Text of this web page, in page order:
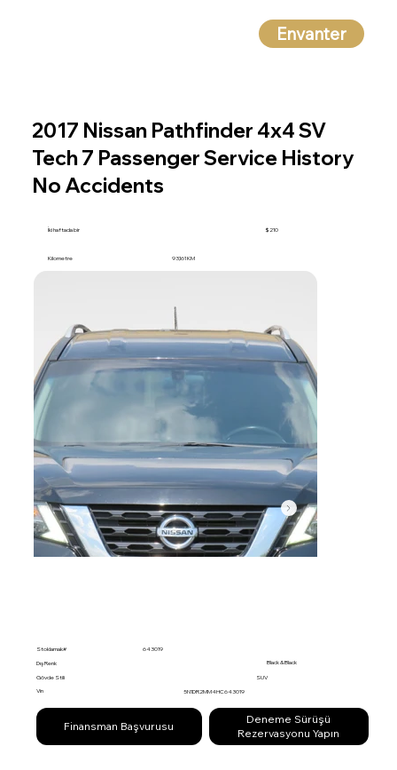
Envanter
İki haftada bir $210
Kilometre 93,161 KM
Stoklamak#
643019
Dış Renk
Black & Black
Gövde Stili
SUV
Vin
5N1DR2MM4HC643019
Finansman Başvurusu
Deneme Sürüşü
Rezervasyonu Yapın
2017 Nissan Pathfinder 4x4 SV
Tech 7 Passenger Service History
No Accidents